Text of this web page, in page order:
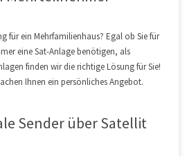
für ein Mehrfamilienhaus? Egal ob Sie für
eine Sat-Anlage benötigen, als
finden wir die richtige Lösung für Sie!
Ihnen ein persönliches Angebot.
Sender über Satellit